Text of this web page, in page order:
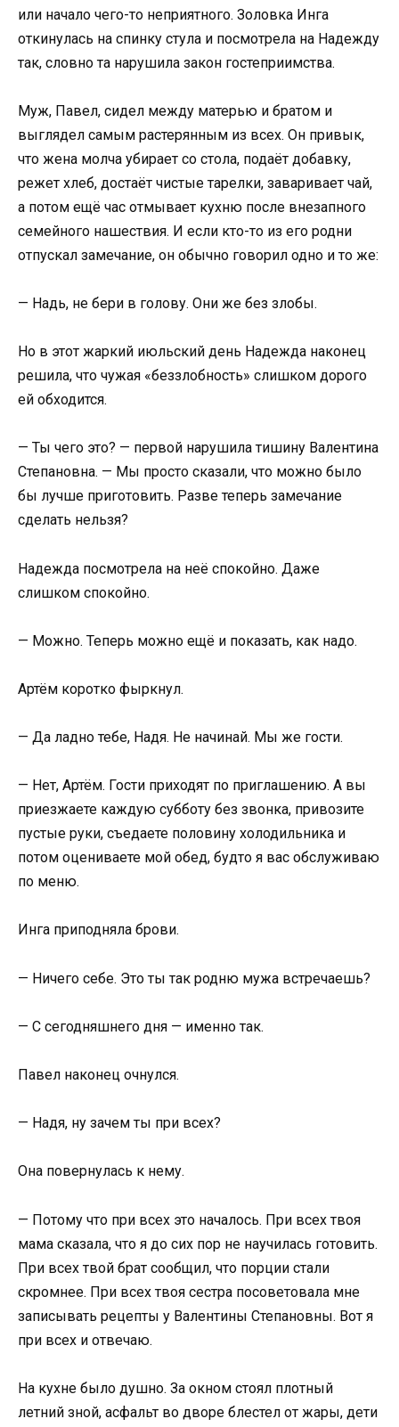
или начало чего-то неприятного. Золовка Инга
откинулась на спинку стула и посмотрела на Надежду
так, словно та нарушила закон гостеприимства.
Муж, Павел, сидел между матерью и братом и
выглядел самым растерянным из всех. Он привык,
что жена молча убирает со стола, подаёт добавку,
режет хлеб, достаёт чистые тарелки, заваривает чай,
а потом ещё час отмывает кухню после внезапного
семейного нашествия. И если кто-то из его родни
отпускал замечание, он обычно говорил одно и то же:
— Надь, не бери в голову. Они же без злобы.
Но в этот жаркий июльский день Надежда наконец
решила, что чужая «беззлобность» слишком дорого
ей обходится.
— Ты чего это? — первой нарушила тишину Валентина
Степановна. — Мы просто сказали, что можно было
бы лучше приготовить. Разве теперь замечание
сделать нельзя?
Надежда посмотрела на неё спокойно. Даже
слишком спокойно.
— Можно. Теперь можно ещё и показать, как надо.
Артём коротко фыркнул.
— Да ладно тебе, Надя. Не начинай. Мы же гости.
— Нет, Артём. Гости приходят по приглашению. А вы
приезжаете каждую субботу без звонка, привозите
пустые руки, съедаете половину холодильника и
потом оцениваете мой обед, будто я вас обслуживаю
по меню.
Инга приподняла брови.
— Ничего себе. Это ты так родню мужа встречаешь?
— С сегодняшнего дня — именно так.
Павел наконец очнулся.
— Надя, ну зачем ты при всех?
Она повернулась к нему.
— Потому что при всех это началось. При всех твоя
мама сказала, что я до сих пор не научилась готовить.
При всех твой брат сообщил, что порции стали
скромнее. При всех твоя сестра посоветовала мне
записывать рецепты у Валентины Степановны. Вот я
при всех и отвечаю.
На кухне было душно. За окном стоял плотный
летний зной, асфальт во дворе блестел от жары, дети